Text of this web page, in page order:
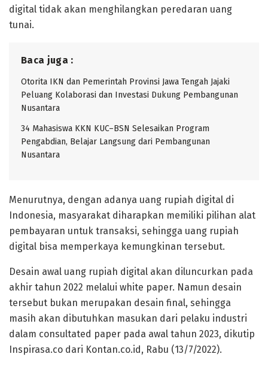
digital tidak akan menghilangkan peredaran uang
tunai.
Baca juga :
Otorita IKN dan Pemerintah Provinsi Jawa Tengah Jajaki
Peluang Kolaborasi dan Investasi Dukung Pembangunan
Nusantara
34 Mahasiswa KKN KUC–BSN Selesaikan Program
Pengabdian, Belajar Langsung dari Pembangunan
Nusantara
Menurutnya, dengan adanya uang rupiah digital di
Indonesia, masyarakat diharapkan memiliki pilihan alat
pembayaran untuk transaksi, sehingga uang rupiah
digital bisa memperkaya kemungkinan tersebut.
Desain awal uang rupiah digital akan diluncurkan pada
akhir tahun 2022 melalui white paper. Namun desain
tersebut bukan merupakan desain final, sehingga
masih akan dibutuhkan masukan dari pelaku industri
dalam consultated paper pada awal tahun 2023, dikutip
Inspirasa.co dari Kontan.co.id, Rabu (13/7/2022).